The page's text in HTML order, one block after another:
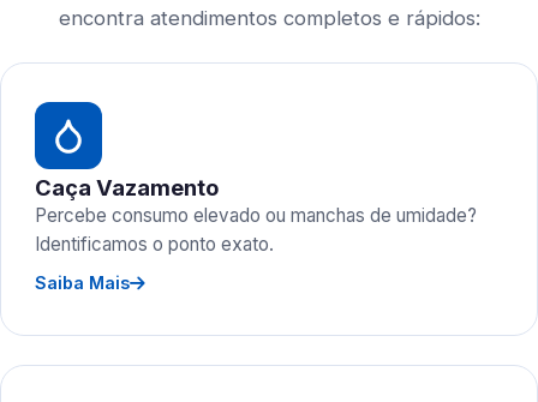
encontra atendimentos completos e rápidos:
Caça Vazamento
Percebe consumo elevado ou manchas de umidade?
Identificamos o ponto exato.
Saiba Mais